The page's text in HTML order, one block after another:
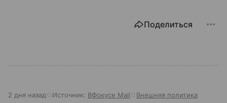
Поделиться
2 дня назад Источник: ВФокусе Mail Внешняя политика